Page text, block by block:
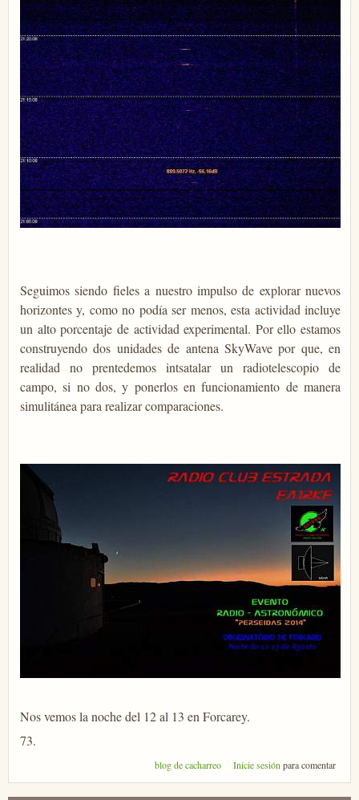
Seguimos siendo fieles a nuestro impulso de explorar nuevos
horizontes y, como no podía ser menos, esta actividad incluye
un alto porcentaje de actividad experimental. Por ello estamos
construyendo dos unidades de antena SkyWave por que, en
realidad no prentedemos intsatalar un radiotelescopio de
campo, si no dos, y ponerlos en funcionamiento de manera
simulitánea para realizar comparaciones.
Nos vemos la noche del 12 al 13 en Forcarey.
73.
blog de cacharreo Inicie sesión para comentar